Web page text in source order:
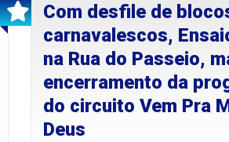
Com desfile de
carnavalescos,
na Rua do Passeio,
encerramento da
do circuito Vem Pra
Deus